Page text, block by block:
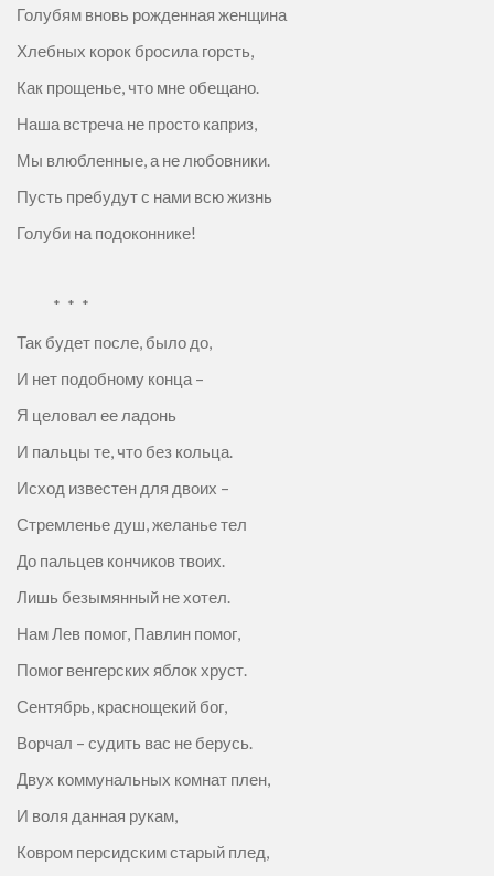
Голубям вновь рожденная женщина
Хлебных корок бросила горсть,
Как прощенье, что мне обещано.
Наша встреча не просто каприз,
Мы влюбленные, а не любовники.
Пусть пребудут с нами всю жизнь
Голуби на подоконнике!
* * *
Так будет после, было до,
И нет подобному конца –
Я целовал ее ладонь
И пальцы те, что без кольца.
Исход известен для двоих –
Стремленье душ, желанье тел
До пальцев кончиков твоих.
Лишь безымянный не хотел.
Нам Лев помог, Павлин помог,
Помог венгерских яблок хруст.
Сентябрь, краснощекий бог,
Ворчал – судить вас не берусь.
Двух коммунальных комнат плен,
И воля данная рукам,
Ковром персидским старый плед,